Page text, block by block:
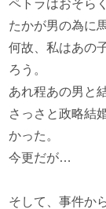
ペトラはおそら
たかが男の為に
何故、私はあの
ろう。
あれ程あの男と
さっさと政略結
かった。
今更だが…
そして、事件か